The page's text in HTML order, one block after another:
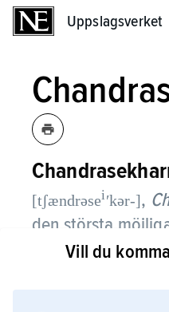
Uppslagsverket
[tʃændrəseiʹkər-],
den största
dvärgstjärnakan
Vill du